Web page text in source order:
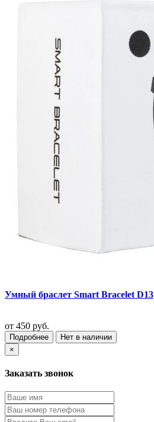
Умный браслет Smart Bracelet D13
от 450 руб.
Подробнее
Нет в наличии
×
Заказать звонок